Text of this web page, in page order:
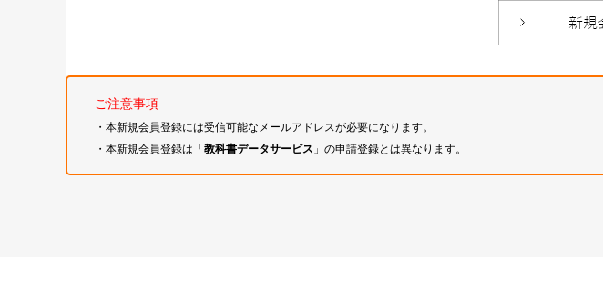
ご注意事項
・本新規会員登録には受信可能なメールアドレスが必要になります。
・本新規会員登録は「教科書データサービス 」の申請登録とは異なります。